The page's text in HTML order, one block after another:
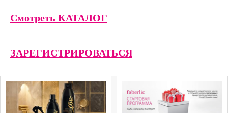
Смотреть КАТАЛОГ
ЗАРЕГИСТРИРОВАТЬСЯ